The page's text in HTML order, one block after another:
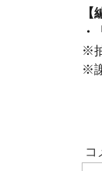
【
・
※
※